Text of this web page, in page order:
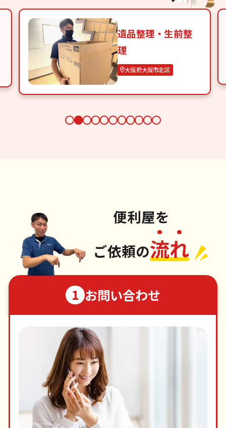
遺品整理・生前整
理
大阪府大阪市北区
便利屋を
ご依頼の流れ
1 お問い合わせ